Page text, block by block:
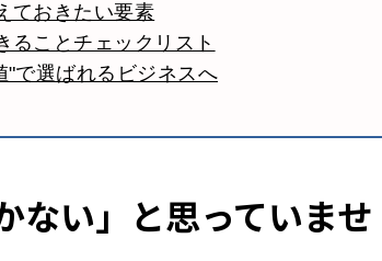
ておきたい要素
ることチェックリスト
"で選ばれるビジネスへ
ない」と思っていませ